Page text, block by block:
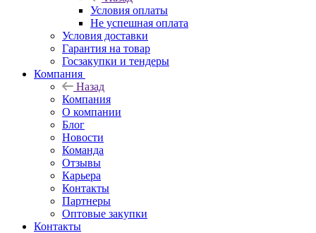
Условия оплаты
Не успешная оплата
Условия доставки
Гарантия на товар
Госзакупки и тендеры
Компания
Назад
Компания
О компании
Блог
Новости
Команда
Отзывы
Карьера
Контакты
Партнеры
Оптовые закупки
Контакты